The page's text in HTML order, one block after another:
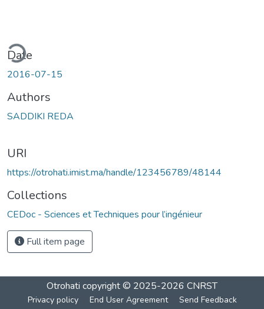
Date
2016-07-15
Authors
SADDIKI REDA
URI
https://otrohati.imist.ma/handle/123456789/48144
Collections
CEDoc - Sciences et Techniques pour l’ingénieur
Full item page
Otrohati copyright © 2025-2026 CNRST
Privacy policy End User Agreement Send Feedback